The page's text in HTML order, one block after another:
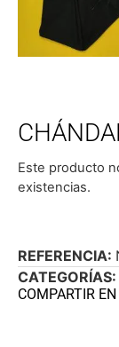
Este producto
existencias.
REFERENCIA:
CATEGORÍAS:
COMPARTIR EN